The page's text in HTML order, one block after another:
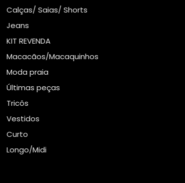
Calças/ Saias/ Shorts
Jeans
KIT REVENDA
Macacãos/Macaquinhos
Moda praia
Últimas peças
Tricôs
Vestidos
Curto
Longo/Midi